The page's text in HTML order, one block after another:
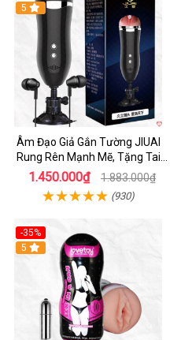
5
Âm Đạo Giả Gắn Tường JIUAI
Rung Rên Mạnh Mẽ, Tặng Tai
Nghe
1.450.000₫ 1.883.000₫
(930)
-35%
5